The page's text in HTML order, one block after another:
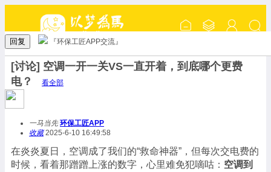
回复 『环保工匠APP交流』
[讨论] 空调一开一关VS一直开着，到底哪个更费
电？
看全部
一马当先 环保工匠APP
收藏2025-6-10 16:49:58
在炎炎夏日，空调成了我们的“救命神器”，但每次交电费的
时候，看着那蹭蹭上涨的数字，心里难免犯嘀咕： 空调到